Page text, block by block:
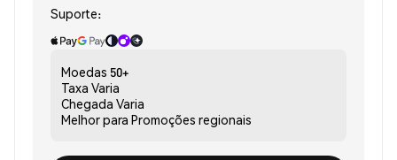
Suporte:
Moedas 50+
Taxa Varia
Chegada Varia
Melhor para Promoções regionais